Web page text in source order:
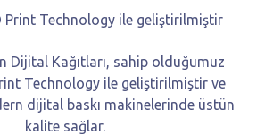
Print Technology ile geliştirilmiştir
Dijital Kağıtları, sahip olduğumuz
Technology ile geliştirilmiştir ve
dijital baskı makinelerinde üstün
kalite sağlar.